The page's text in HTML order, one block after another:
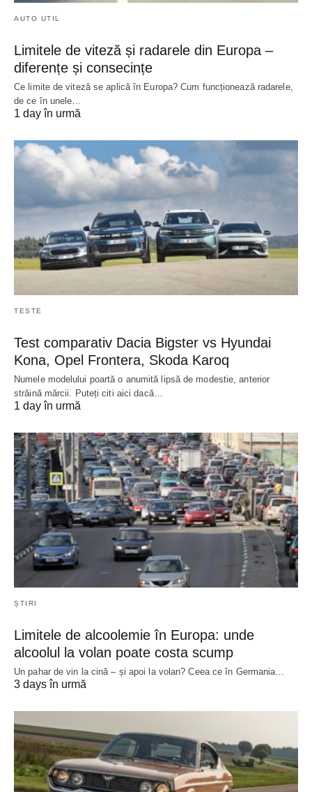
AUTO UTIL
Limitele de viteză și radarele din Europa –
diferențe și consecințe
Ce limite de viteză se aplică în Europa? Cum funcționează radarele,
de ce în unele…
1 day în urmă
TESTE
Test comparativ Dacia Bigster vs Hyundai
Kona, Opel Frontera, Skoda Karoq
Numele modelului poartă o anumită lipsă de modestie, anterior
străină mărcii. Puteți citi aici dacă…
1 day în urmă
ȘTIRI
Limitele de alcoolemie în Europa: unde
alcoolul la volan poate costa scump
Un pahar de vin la cină – și apoi la volan? Ceea ce în Germania…
3 days în urmă